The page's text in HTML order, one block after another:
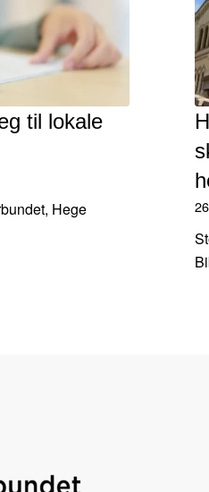
til lokale
Hege